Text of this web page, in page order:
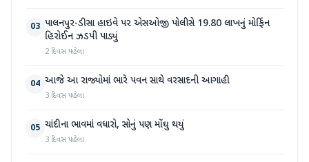
03 પાલનપુર-ડીસા હાઇવે પર એસઓજી પોલીસે 19.80 લાખનું મોર્ફિન
હિરોઈન ઝડપી પાડ્યું
2 દિવસ પહેલા
04 આજે આ રાજ્યોમાં ભારે પવન સાથે વરસાદની આગાહી
3 દિવસ પહેલા
05 ચાંદીના ભાવમાં વધારો, સોનું પણ મોંઘુ થયું
3 દિવસ પહેલા